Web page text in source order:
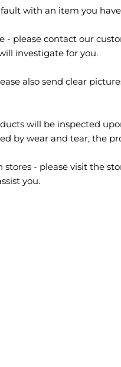
with an item you
- please contact our
investigate for you.
also send clear
will be inspected
by wear and tear, the
stores - please visit the
you.